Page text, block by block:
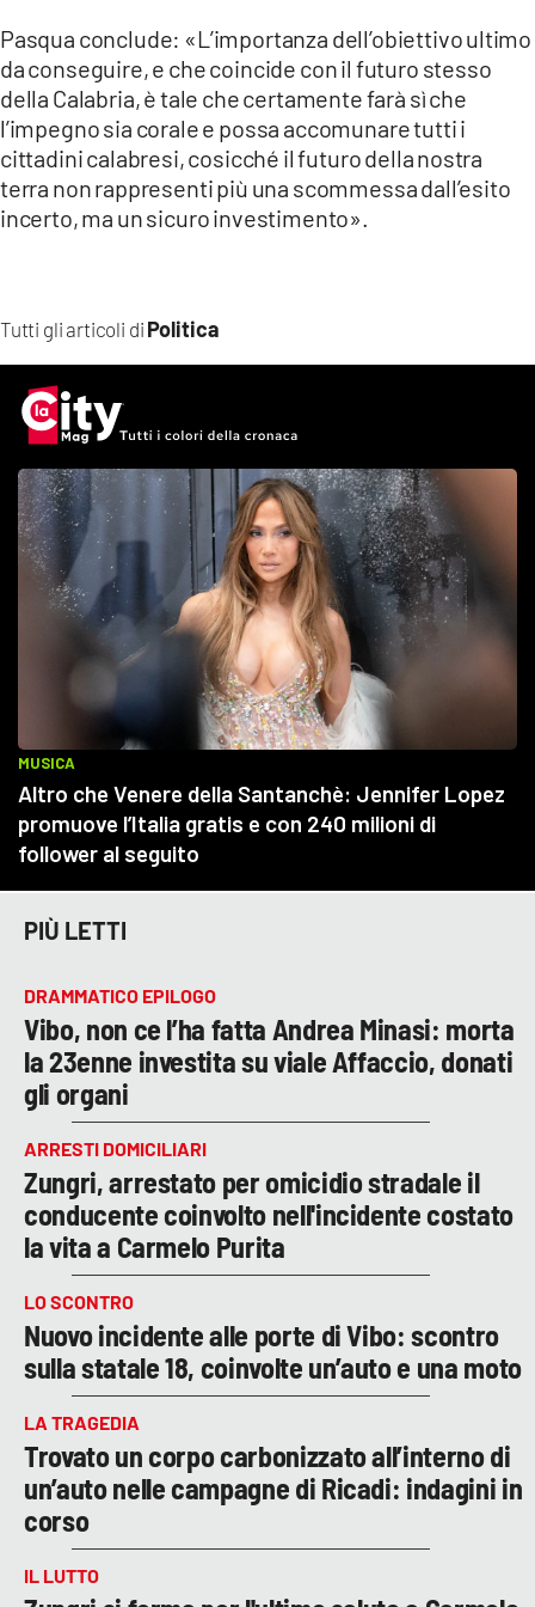
Tutti gli articoli di Politica
Pasqua conclude: «L’importanza dell’obiettivo ultimo
da conseguire, e che coincide con il futuro stesso
della Calabria, è tale che certamente farà sì che
l’impegno sia corale e possa accomunare tutti i
cittadini calabresi, cosicché il futuro della nostra
terra non rappresenti più una scommessa dall’esito
incerto, ma un sicuro investimento».
PIÙ LETTI
DRAMMATICO EPILOGO
Vibo, non ce l’ha fatta Andrea Minasi: morta
la 23enne investita su viale Affaccio, donati
gli organi
ARRESTI DOMICILIARI
Zungri, arrestato per omicidio stradale il
conducente coinvolto nell'incidente costato
la vita a Carmelo Purita
LO SCONTRO
Nuovo incidente alle porte di Vibo: scontro
sulla statale 18, coinvolte un’auto e una moto
LA TRAGEDIA
Trovato un corpo carbonizzato all’interno di
un’auto nelle campagne di Ricadi: indagini in
corso
IL LUTTO